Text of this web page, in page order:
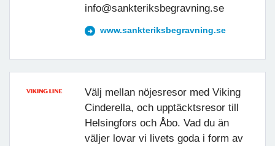
info@sankteriksbegravning.se
www.sankteriksbegravning.se
Välj mellan nöjesresor med Viking
Cinderella, och upptäcktsresor till
Helsingfors och Åbo. Vad du än
väljer lovar vi livets goda i form av